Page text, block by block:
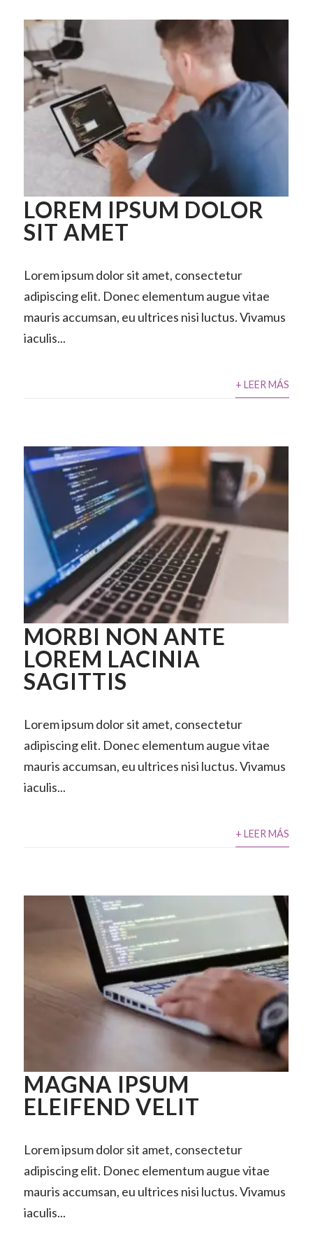
LOREM IPSUM DOLOR
SIT AMET
Lorem ipsum dolor sit amet, consectetur
adipiscing elit. Donec elementum augue vitae
mauris accumsan, eu ultrices nisi luctus. Vivamus
iaculis...
+ LEER MÁS
MORBI NON ANTE
LOREM LACINIA
SAGITTIS
Lorem ipsum dolor sit amet, consectetur
adipiscing elit. Donec elementum augue vitae
mauris accumsan, eu ultrices nisi luctus. Vivamus
iaculis...
+ LEER MÁS
MAGNA IPSUM
ELEIFEND VELIT
Lorem ipsum dolor sit amet, consectetur
adipiscing elit. Donec elementum augue vitae
mauris accumsan, eu ultrices nisi luctus. Vivamus
iaculis...